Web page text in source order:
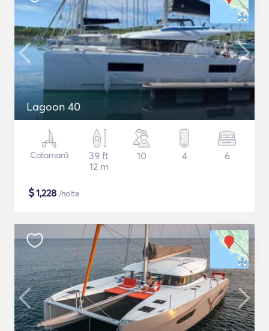
Lagoon 40
Catamarã
39 ft
12 m
10 4 6
$1,228 /noite